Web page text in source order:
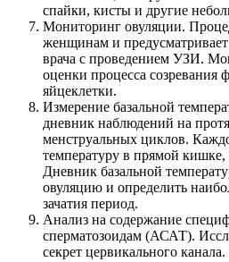
спайки, кисты и другие
Мониторинг овуляции.
женщинам и
врача с проведением УЗИ.
оценки процесса созревания
яйцеклетки.
Измерение базальной
дневник наблюдений на
менструальных циклов.
температуру в прямой кишке,
Дневник базальной
овуляцию и определить
зачатия период.
Анализ на содержание
сперматозоидам (АСАТ).
секрет цервикального канала.